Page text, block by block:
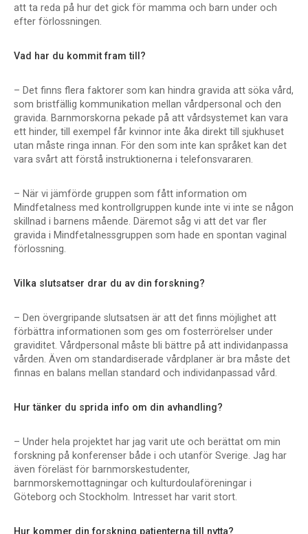
att ta reda på hur det gick för mamma och barn under och
efter förlossningen.
Vad har du kommit fram till?
– Det finns flera faktorer som kan hindra gravida att söka vård,
som bristfällig kommunikation mellan vårdpersonal och den
gravida. Barnmorskorna pekade på att vårdsystemet kan vara
ett hinder, till exempel får kvinnor inte åka direkt till sjukhuset
utan måste ringa innan. För den som inte kan språket kan det
vara svårt att förstå instruktionerna i telefonsvararen.
– När vi jämförde gruppen som fått information om
Mindfetalness med kontrollgruppen kunde inte vi inte se någon
skillnad i barnens mående. Däremot såg vi att det var fler
gravida i Mindfetalnessgruppen som hade en spontan vaginal
förlossning.
Vilka slutsatser drar du av din forskning?
– Den övergripande slutsatsen är att det finns möjlighet att
förbättra informationen som ges om fosterrörelser under
graviditet. Vårdpersonal måste bli bättre på att individanpassa
vården. Även om standardiserade vårdplaner är bra måste det
finnas en balans mellan standard och individanpassad vård.
Hur tänker du sprida info om din avhandling?
– Under hela projektet har jag varit ute och berättat om min
forskning på konferenser både i och utanför Sverige. Jag har
även föreläst för barnmorskestudenter,
barnmorskemottagningar och kulturdoulaföreningar i
Göteborg och Stockholm. Intresset har varit stort.
Hur kommer din forskning patienterna till nytta?